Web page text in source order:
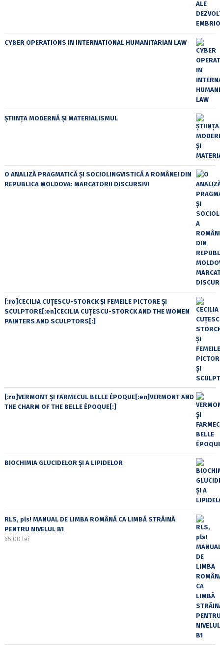
CYBER OPERATIONS IN INTERNATIONAL HUMANITARIAN LAW
ȘTIINȚA MODERNĂ ȘI MATERIALISMUL
O ANALIZĂ PRAGMATICĂ ȘI SOCIOLINGVISTICĂ A ROMÂNEI DIN
REPUBLICA MOLDOVA: MARCATORII DISCURSIVI
[:ro]CECILIA CUŢESCU-STORCK ŞI FEMEILE PICTORE ŞI
SCULPTORE[:en]CECILIA CUŢESCU-STORCK AND THE WOMEN
PAINTERS AND SCULPTORS[:]
[:ro]VERMONT ȘI FARMECUL BELLE ÉPOQUE[:en]VERMONT AND
THE CHARM OF THE BELLE ÉPOQUE[:]
BIOCHIMIA GLUCIDELOR ȘI A LIPIDELOR
RLS, pls! MANUAL DE LIMBA ROMÂNĂ CA LIMBĂ STRĂINĂ
PENTRU NIVELUL B1
65,00 lei